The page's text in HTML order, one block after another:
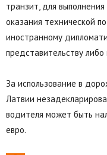
транзит, для
оказания технической
иностранному
представительству
За использование в
Латвии
водителя может быть
евро.